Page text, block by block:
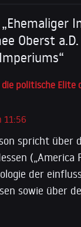
Oberst
politische Elite
11:56
spricht über
(„America
der
sowie über